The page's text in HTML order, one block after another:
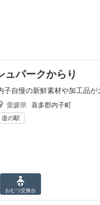
ュパークからり
子自慢の新鮮素材や加工品が
愛媛県 喜多郡内子町
道の駅
おむつ交換台